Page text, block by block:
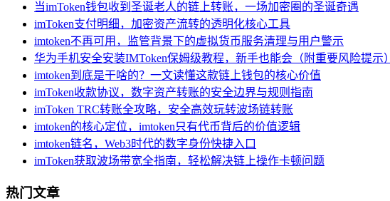
当imToken钱包收到圣诞老人的链上转账，一场加密圈的圣诞奇遇
imToken支付明细，加密资产流转的透明化核心工具
imtoken不再可用，监管背景下的虚拟货币服务清理与用户警示
华为手机安全安装IMToken保姆级教程，新手也能会（附重要风险提示）
imtoken到底是干啥的？一文读懂这款链上钱包的核心价值
imToken收款协议，数字资产转账的安全边界与规则指南
imToken TRC转账全攻略，安全高效玩转波场链转账
imtoken的核心定位，imtoken只有代币背后的价值逻辑
imtoken链名，Web3时代的数字身份快捷入口
imToken获取波场带宽全指南，轻松解决链上操作卡顿问题
热门文章